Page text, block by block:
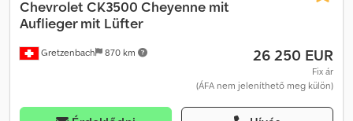
Gretzenbach 870 km
Chevrolet CK3500 Cheyenne mit
Auflieger mit Lüfter
26 250 EUR
Fix ár
(ÁFA nem jeleníthető meg külön)